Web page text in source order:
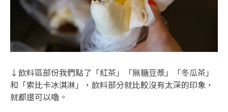
↓飲料區部份我們點了「紅茶」「無糖豆漿」「冬瓜茶」
和「索比卡冰淇淋」，飲料部分就比較沒有太深的印象，
就都還可以嚕。